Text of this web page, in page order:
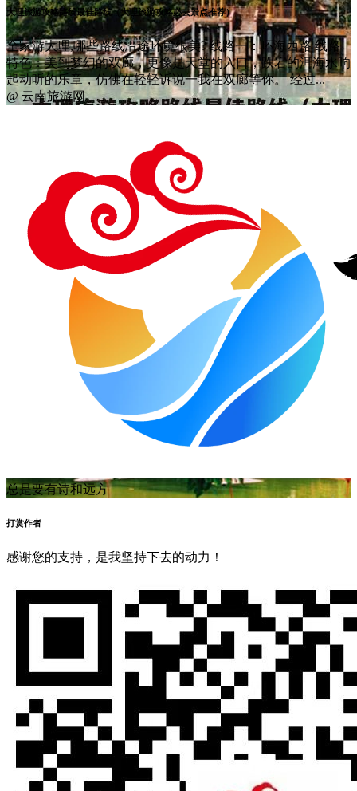
大理旅游攻略路线最佳路线（大理旅游攻略必去景点推荐）
全家游大理,哪些路线沿途环境很美? 线路一：环海西路 线路
特色：美到梦幻的双廊，更像是天堂的入口，跌宕的洱海水响
起动听的乐章，仿佛在轻轻诉说一我在双廊等你。 经过...
@ 云南旅游网
总是要有诗和远方
打赏作者
感谢您的支持，是我坚持下去的动力！